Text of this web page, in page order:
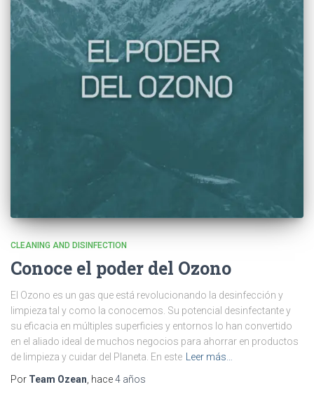
CLEANING AND DISINFECTION
Conoce el poder del Ozono
El Ozono es un gas que está revolucionando la desinfección y
limpieza tal y como la conocemos. Su potencial desinfectante y
su eficacia en múltiples superficies y entornos lo han convertido
en el aliado ideal de muchos negocios para ahorrar en productos
de limpieza y cuidar del Planeta. En este
Leer más…
Por Team Ozean , hace4 años